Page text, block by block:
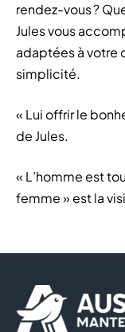
rendez-vous ?
Jules vous
adaptées à votre
simplicité.
« Lui offrir le
de Jules.
« L’homme est
femme » est la